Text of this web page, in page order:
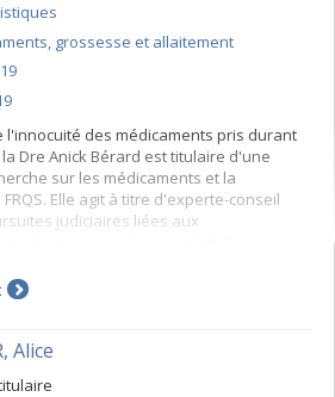
grossesse et allaitement
l'innocuité des médicaments pris durant
Dre Anick Bérard est titulaire d'une
sur les médicaments et la
Elle agit à titre d'experte-conseil
judiciaires liées aux
Alice